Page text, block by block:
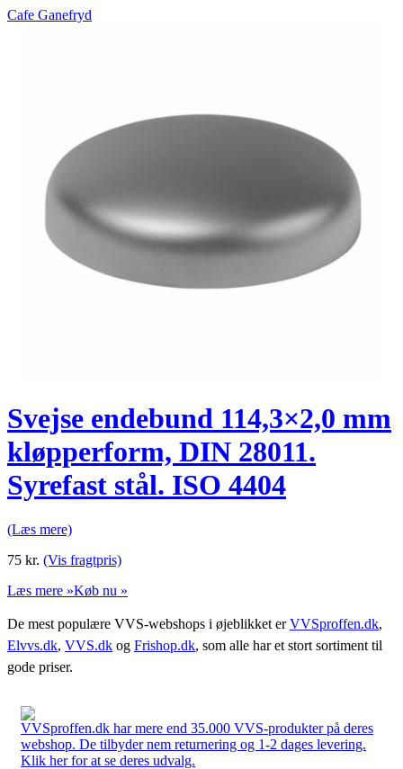
Cafe Ganefryd
Svejse endebund 114,3×2,0 mm
kløpperform, DIN 28011.
Syrefast stål. ISO 4404
(Læs mere)
75 kr. (Vis fragtpris)
Læs mere »Køb nu »
De mest populære VVS-webshops i øjeblikket erVVSproffen.dk,
Elvvs.dk, VVS.dk og Frishop.dk, som alle har et stort sortiment til
gode priser.
VVSproffen.dk har mere end 35.000 VVS-produkter på deres
webshop. De tilbyder nem returnering og 1-2 dages levering.
Klik her for at se deres udvalg.